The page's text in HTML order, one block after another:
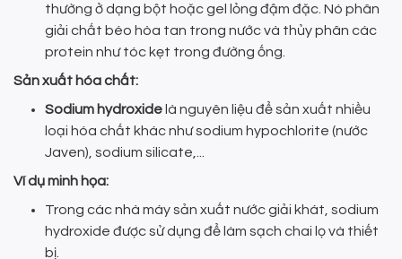
thường ở dạng bột hoặc gel lỏng đậm đặc. Nó phân
giải chất béo hòa tan trong nước và thủy phân các
protein như tóc kẹt trong đường ống.
Sản xuất hóa chất:
Sodium hydroxidelà nguyên liệu để sản xuất nhiều
loại hóa chất khác như sodium hypochlorite (nước
Javen), sodium silicate,...
Ví dụ minh họa:
Trong các nhà máy sản xuất nước giải khát, sodium
hydroxide được sử dụng để làm sạch chai lọ và thiết
bị.